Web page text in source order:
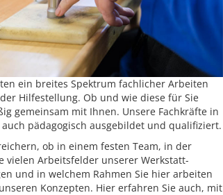
ein breites Spektrum fachlicher Arbeiten
Hilfestellung. Ob und wie diese für Sie
gemeinsam mit Ihnen. Unsere Fachkräfte in
pädagogisch ausgebildet und qualifiziert.
ob in einem festen Team, in der
vielen Arbeitsfelder unserer Werkstatt-
und in welchem Rahmen Sie hier arbeiten
Konzepten. Hier erfahren Sie auch, mit